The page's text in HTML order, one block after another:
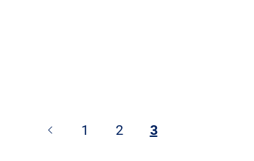
1 2 3